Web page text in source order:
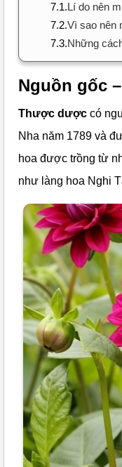
7.1.Lí do nên
7.2.Vì sao nên
7.3.Những
Nguồn gốc
Thược dược có
Nha năm 1789 và
hoa được trồng từ
như làng hoa Nghi